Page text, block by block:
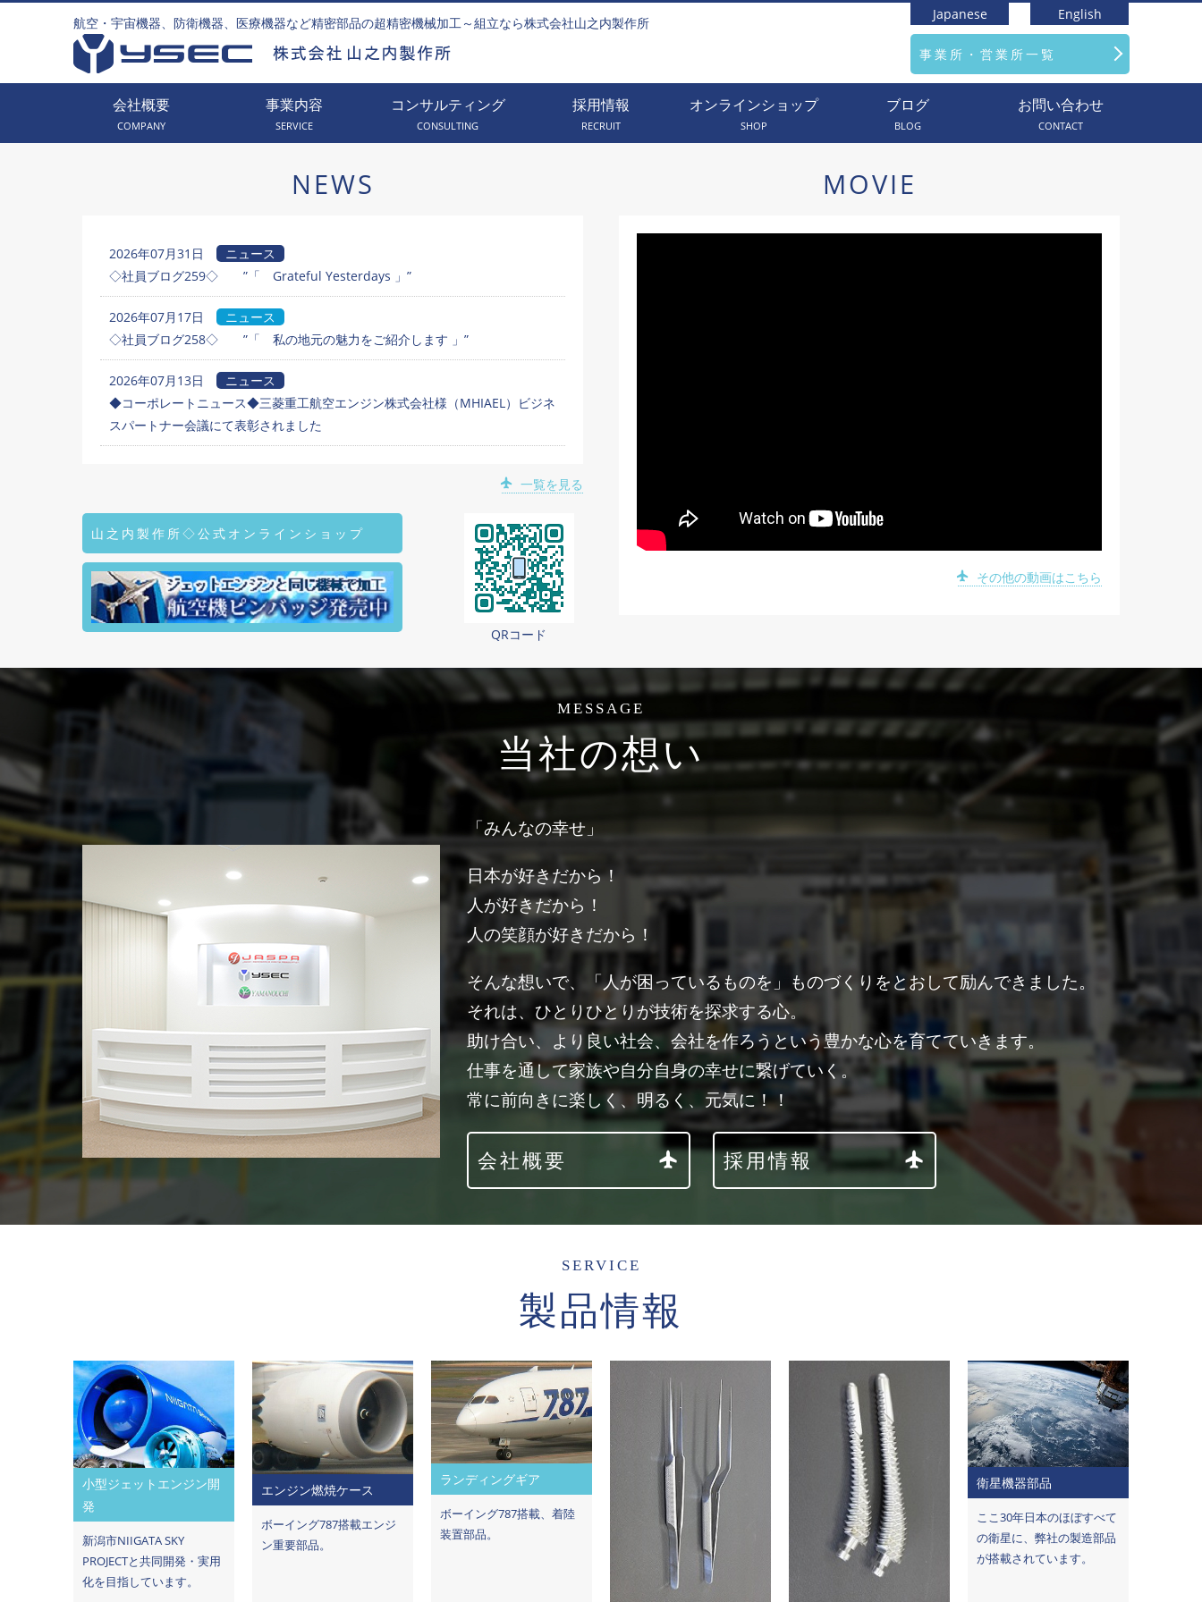
航空・宇宙機器、防衛機器、医療機器など精密部品の超精密機械加工～組立なら株式会社山之内製作所
Japanese English
事業所・営業所一覧
会社概要
COMPANY
事業内容
SERVICE
コンサルティング
CONSULTING
採用情報
RECRUIT
オンラインショップ
SHOP
ブログ
BLOG
お問い合わせ
CONTACT
NEWS
2026年07月31日
ニュース
◇社員ブログ259◇ ”「 Grateful Yesterdays 」”
2026年07月17日
ニュース
◇社員ブログ258◇ ”「 私の地元の魅力をご紹介します 」”
2026年07月13日
ニュース
◆コーポレートニュース◆三菱重工航空エンジン株式会社様（MHIAEL）ビジネ
スパートナー会議にて表彰されました
一覧を見る
山之内製作所◇公式オンラインショップ
QRコード
MOVIE
その他の動画はこちら
MESSAGE
当社の想い
「みんなの幸せ」
日本が好きだから！
人が好きだから！
人の笑顔が好きだから！
そんな想いで、「人が困っているものを」ものづくりをとおして励んできました。
それは、ひとりひとりが技術を探求する心。
助け合い、より良い社会、会社を作ろうという豊かな心を育てていきます。
仕事を通して家族や自分自身の幸せに繋げていく。
常に前向きに楽しく、明るく、元気に！！
会社概要 採用情報
SERVICE
製品情報
小型ジェットエンジン開
発
新潟市NIIGATA SKY
PROJECTと共同開発・実用
化を目指しています。
エンジン燃焼ケース
ボーイング787搭載エンジ
ン重要部品。
ランディングギア
ボーイング787搭載、着陸
装置部品。
衛星機器部品
ここ30年日本のほぼすべて
の衛星に、弊社の製造部品
が搭載されています。